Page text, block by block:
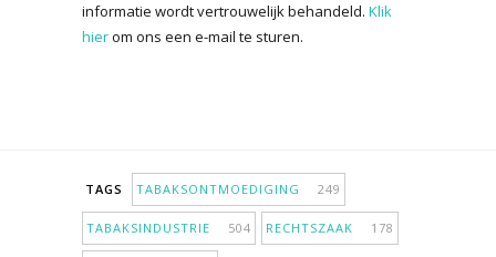
informatie wordt vertrouwelijk behandeld. Klik
hierom ons een e-mail te sturen.
TAGS TABAKSONTMOEDIGING 249
TABAKSINDUSTRIE 504 RECHTSZAAK 178